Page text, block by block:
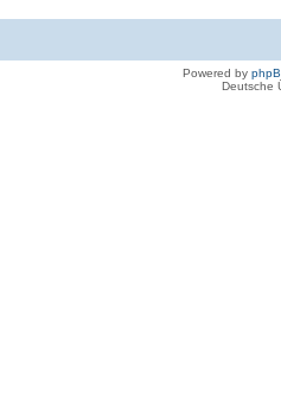
Powered by
Deutsche